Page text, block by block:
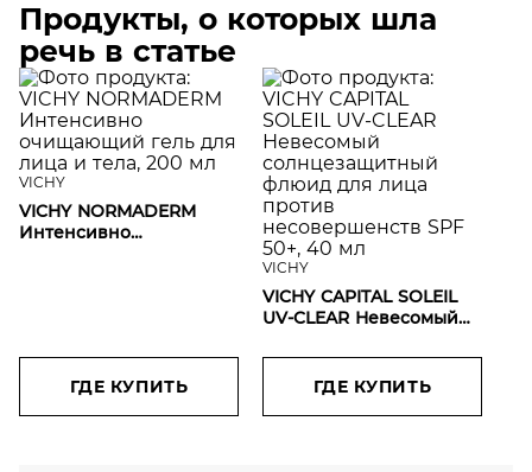
Продукты, о которых шла
речь в статье
VICHY
VICHY NORMADERM
Интенсивно
ГДЕ КУПИТЬ
VICHY
VICHY CAPITAL SOLEIL
UV-CLEAR Невесомый
флюид для лица против
несовершенств SPF
50+, 40 мл
ГДЕ КУПИТЬ